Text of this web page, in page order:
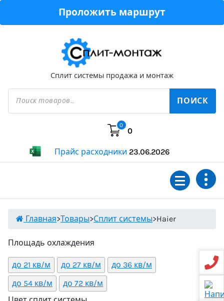
Проложить маршрут
Сплит системы продажа и монтаж
Поиск
товаров
ПОИСК
0
0
Прайс расходники 23.06.2026
Главная>Товары>Сплит системы>Haier
Площадь охлаждения
до 21 кв/м до 27 кв/м
до 36 кв/м
до 54 кв/м
до 72 кв/м